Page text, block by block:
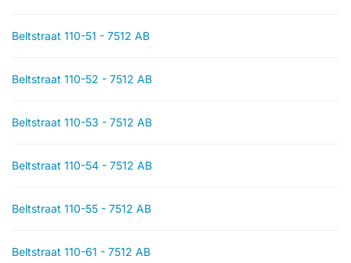
Beltstraat 110-51 - 7512 AB
Beltstraat 110-52 - 7512 AB
Beltstraat 110-53 - 7512 AB
Beltstraat 110-54 - 7512 AB
Beltstraat 110-55 - 7512 AB
Beltstraat 110-61 - 7512 AB